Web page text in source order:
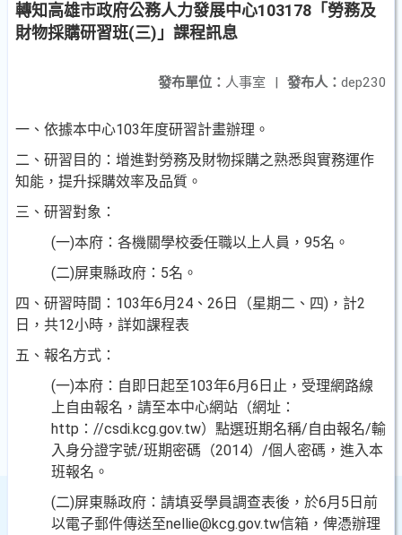
轉知高雄市政府公務人力發展中心103178「勞務及
財物採購研習班(三)」課程訊息
發布人： dep230
發布單位： 人事室 |
一、依據本中心103年度研習計畫辦理。
二、研習目的：增進對勞務及財物採購之熟悉與實務運作
知能 ，提升採購效率及品質。
三、研習對象：
(一)本府：各機關學校委任職以上人員，95名。
(二)屏東縣政府：5名。
四、研習時間：103年6月24、26日（星期二、四)，計2
日，共12小時，詳如課程表
五、報名方式：
(一)本府：自即日起至103年6月6日止，受理網路線
上自由報名，請至本中心網站（網址：
http：//csdi.kcg.gov.tw）點選班期名稱/自由報名/輸
入身分證字號/班期密碼（2014）/個人密碼，進入本
班報名。
(二)屏東縣政府：請填妥學員調查表後，於6月5日前
以電子郵件傳送至nellie@kcg.gov.tw信箱，俾憑辦理